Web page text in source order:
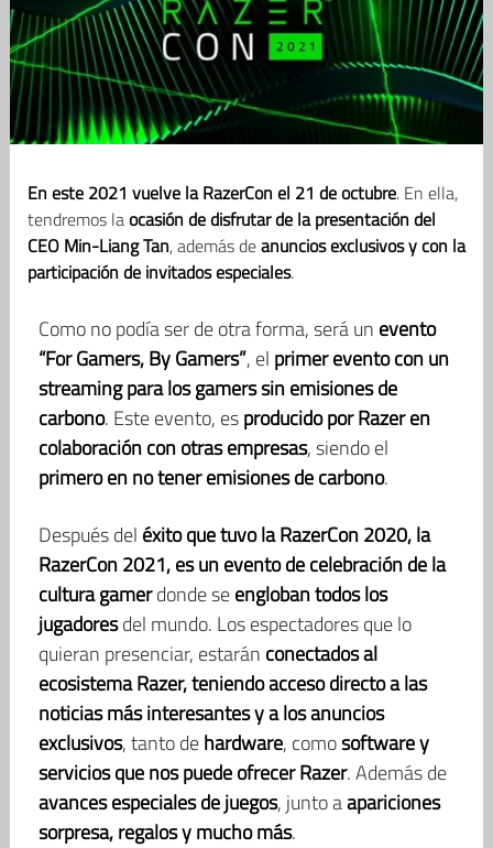
En este 2021 vuelve la RazerCon el 21 de octubre. En ella,
tendremos laocasión de disfrutar de la presentación del
CEO Min-Liang Tan, además deanuncios exclusivos y con la
participación de invitados especiales.
Como no podía ser de otra forma, será un evento
“For Gamers, By Gamers”, el primer evento con un
streaming para los gamers sin emisiones de
carbono. Este evento, esproducido por Razer en
colaboración con otras empresas, siendo el
primero en no tener emisiones de carbono.
Después del éxito que tuvo la RazerCon 2020, la
RazerCon 2021, es un evento de celebración de la
cultura gamerdonde seengloban todos los
jugadoresdel mundo. Los espectadores que lo
quieran presenciar, estarán conectados al
ecosistema Razer, teniendo acceso directo a las
noticias más interesantes y a los anuncios
exclusivos, tanto dehardware, comosoftware y
servicios que nos puede ofrecer Razer. Además de
avances especiales de juegos, junto aapariciones
sorpresa, regalos y mucho más.